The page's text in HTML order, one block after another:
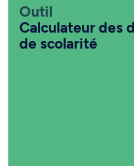
Outil
Calculateur des
de scolarité